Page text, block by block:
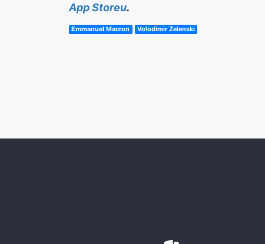
App Storeu.
Emmanuel Macron Volodimir Zelenski